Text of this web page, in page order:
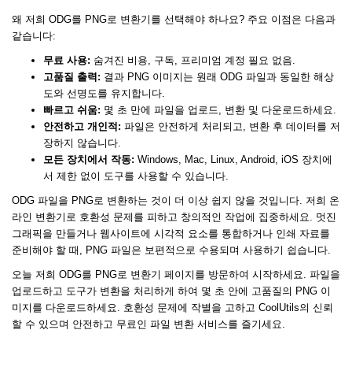
왜 저희 ODG를 PNG로 변환기를 선택해야 하나요? 주요 이점은 다음과
같습니다:
무료 사용: 숨겨진 비용, 구독, 프리미엄 계정 필요 없음.
고품질 출력: 결과 PNG 이미지는 원래 ODG 파일과 동일한 해상
도와 선명도를 유지합니다.
빠르고 쉬움: 몇 초 만에 파일을 업로드, 변환 및 다운로드하세요.
안전하고 개인적: 파일은 안전하게 처리되고, 변환 후 데이터를 저
장하지 않습니다.
모든 장치에서 작동: Windows, Mac, Linux, Android, iOS 장치에
서 제한 없이 도구를 사용할 수 있습니다.
ODG 파일을 PNG로 변환하는 것이 더 이상 쉽지 않을 것입니다. 저희 온
라인 변환기로 호환성 문제를 피하고 창의적인 작업에 집중하세요. 멋진
그래픽을 만들거나 웹사이트에 시각적 요소를 통합하거나 인쇄 자료를
준비해야 할 때, PNG 파일은 보편적으로 수용되며 사용하기 쉽습니다.
오늘 저희 ODG를 PNG로 변환기 페이지를 방문하여 시작하세요. 파일을
업로드하고 도구가 변환을 처리하게 하여 몇 초 안에 고품질의 PNG 이
미지를 다운로드하세요. 호환성 문제에 작별을 고하고 CoolUtils의 신뢰
할 수 있으며 안전하고 무료인 파일 변환 서비스를 즐기세요.